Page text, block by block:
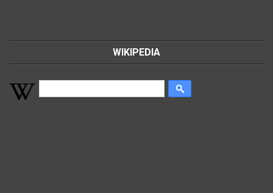
WIKIPEDIA